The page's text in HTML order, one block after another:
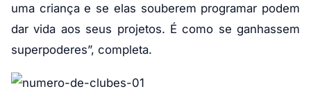
uma criança e se elas souberem programar podem
dar vida aos seus projetos. É como se ganhassem
superpoderes”, completa.